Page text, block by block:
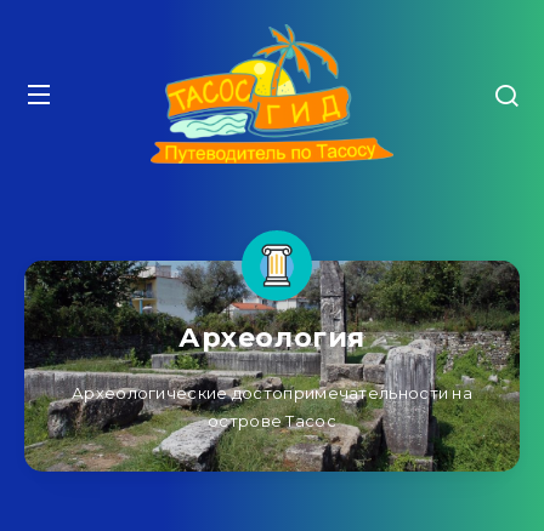
Археология
Археологические достопримечательности на
острове Тасос